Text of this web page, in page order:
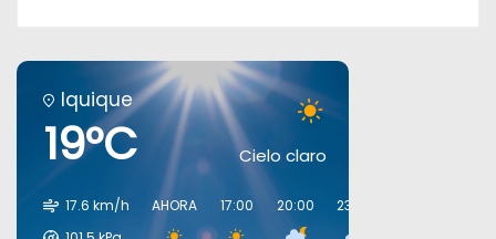
Iquique
19°C Cielo claro
17.6 km/h
AHORA 17:00 20:00 23:00